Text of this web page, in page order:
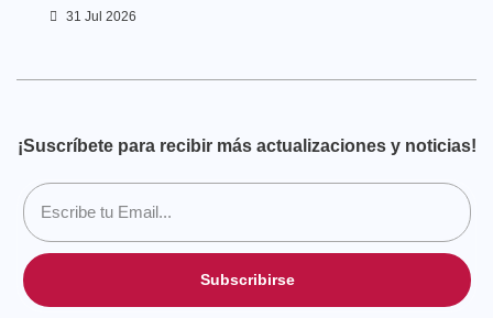
31 Jul 2026
¡Suscríbete para recibir más actualizaciones y noticias!
Subscribirse